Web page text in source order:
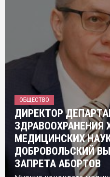
ОБЩЕСТВО
ДИРЕКТОР
МЕДИЦИНСКИХ
ДОБРОВОЛЬСКИЙ
ЗАПРЕТА АБОРТОВ